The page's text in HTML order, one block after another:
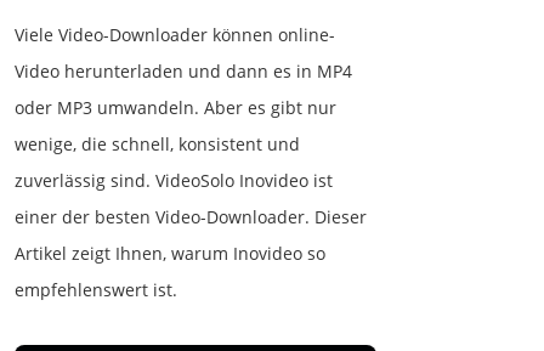
Viele Video-Downloader können online-
Video herunterladen und dann es in MP4
oder MP3 umwandeln. Aber es gibt nur
wenige, die schnell, konsistent und
zuverlässig sind. VideoSolo Inovideo ist
einer der besten Video-Downloader. Dieser
Artikel zeigt Ihnen, warum Inovideo so
empfehlenswert ist.